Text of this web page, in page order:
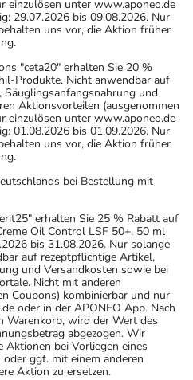
einzulösen unter www.aponeo.de
29.07.2026 bis 09.08.2026. Nur
uns vor, die Aktion früher
"ceta20" erhalten Sie 20 %
Produkte. Nicht anwendbar auf
und
Aktionsvorteilen (ausgenommen
einzulösen unter www.aponeo.de
01.08.2026 bis 01.09.2026. Nur
uns vor, die Aktion früher
bei Bestellung mit
erhalten Sie 25 % Rabatt auf
Oil Control LSF 50+, 50 ml
bis 31.08.2026. Nur solange
auf rezeptpflichtige Artikel,
und Versandkosten sowie bei
Nicht mit anderen
Coupons) kombinierbar und nur
oder in der APONEO App. Nach
Warenkorb, wird der Wert des
abgezogen. Wir
Aktionen bei Vorliegen eines
ggf. mit einem anderen
Aktion zu ersetzen.